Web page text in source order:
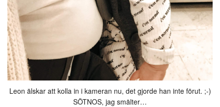
Leon älskar att kolla in i kameran nu, det gjorde han inte förut. ;-)
SÖTNOS, jag smälter…